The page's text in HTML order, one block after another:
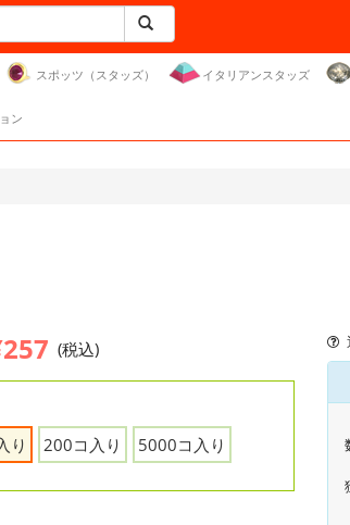
スポッツ（スタッズ） イタリアンスタッズ
ン
(税込)
り
200コ入り 5000コ入り